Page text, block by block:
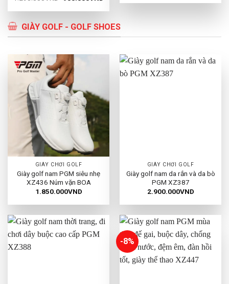
là:
tại
900.000VND.
là:
tại
GIÀY GOLF - GOLF SHOES
GIÀY CHƠI GOLF
Giày golf nam PGM siêu nhẹ
XZ436 Núm vặn BOA
1.850.000VND
GIÀY CHƠI GOLF
Giày golf nam da rắn và da bò
PGM XZ387
2.900.000VND
-8%